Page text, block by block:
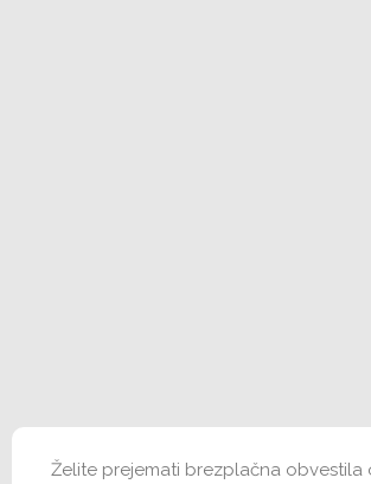
Želite prejemati brezplačna